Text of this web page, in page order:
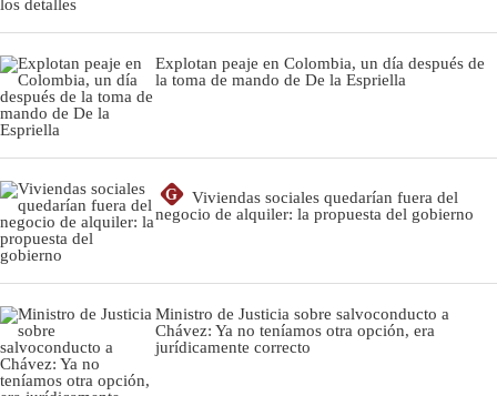
Explotan peaje en Colombia, un día después de
la toma de mando de De la Espriella
G
Viviendas sociales quedarían fuera del
negocio de alquiler: la propuesta del gobierno
Ministro de Justicia sobre salvoconducto a
Chávez: Ya no teníamos otra opción, era
jurídicamente correcto